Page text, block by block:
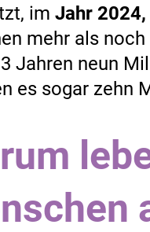
im Jahr
mehr als
Jahren neun
es sogar zehn